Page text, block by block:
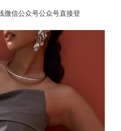
微信公众号公众号直接登